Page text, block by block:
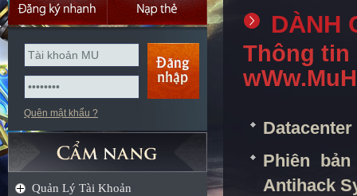
Quên mật khẩu ?
Quản Lý Tài Khoản
DÀNH
Thông tin
Datacenter
Phiên
Antihack